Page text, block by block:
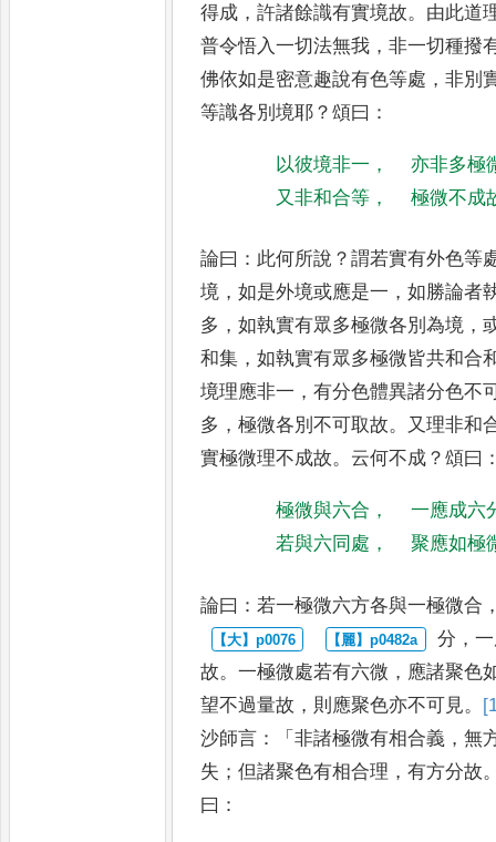
得成 ，許諸餘識有實境故。 由此道
普令悟入一切法無我 ，非一切種撥
佛依如是密意趣說有色等處 ，非別
等識各別境耶 ？頌曰 ：
以彼境非一 ，
亦非多極
又非和合等 ， 極微不成
論曰 ： 此何所說 ？謂若實有外色等
境 ，如是外境或應是一 ，如勝論者
多 ，如執實有眾多極微各別為境 ，
和集 ，如執實有眾多極微皆共和合
境理應非一 ，有分色體異諸分色不
多 ，極微各別不可取故。
又理非和
實極微理不成故。 云何不成 ？頌 曰
極微與六合 ，
一應成六
若與六同處 ， 聚應如極
論曰 ：若一極微六方各與一極微合
分 ，
故。一極微處若有六微 ， 應諸聚色
望不過量故 ， 則 應聚色亦不可見。
沙師言 ： 「非諸極微有相合義 ，無
失 ；但諸聚色有相合理 ，有方分故
曰 ：